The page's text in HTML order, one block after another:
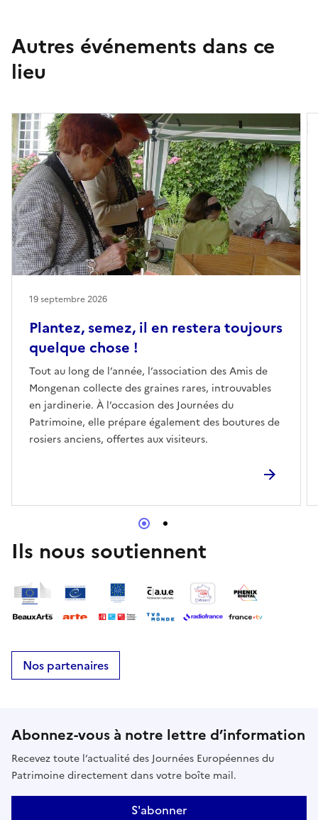
Autres événements dans ce
lieu
Plantez, semez, il en restera toujours
quelque chose !
Tout au long de l’année, l’association des Amis de
Mongenan collecte des graines rares, introuvables
en jardinerie. À l’occasion des Journées du
Patrimoine, elle prépare également des boutures de
rosiers anciens, offertes aux visiteurs.
19 septembre 2026
Ils nous soutiennent
Nos partenaires
Abonnez-vous à notre lettre d’information
Recevez toute l’actualité des Journées Européennes du
Patrimoine directement dans votre boîte mail.
S'abonner